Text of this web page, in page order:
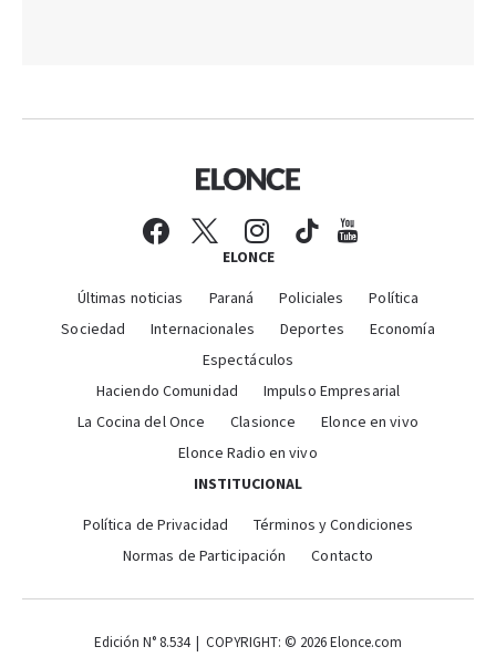
ELONCE
Últimas noticias Paraná Policiales
Política
Sociedad
Internacionales Deportes
Economía
Espectáculos
Haciendo Comunidad
Impulso Empresarial
La Cocina del Once
Clasionce
Elonce en vivo
Elonce Radio en vivo
INSTITUCIONAL
Política de Privacidad
Términos y Condiciones
Normas de Participación
Contacto
Edición N° 8.534 | COPYRIGHT: © 2026 Elonce.com